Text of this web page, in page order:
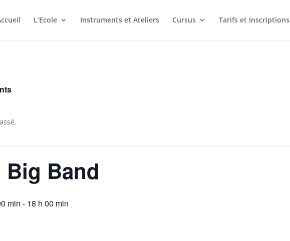
L’Ecole Instruments et Ateliers Cursus Tarifs et Inscriptions
Big Band
min - 18 h 00 min